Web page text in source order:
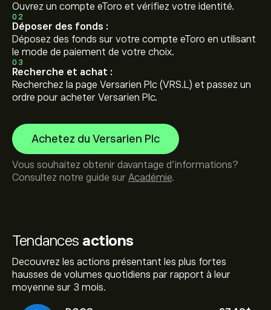
Tendances actions
Decouvrez les actions présentant les plus fortes
hausses de volumes quotidiens par rapport à leur
moyenne sur 3 mois.
Ouvrez un compte eToro et vérifiez votre identité.
02
Déposer des fonds :
Déposez des fonds sur votre compte eToro en utilisant
le mode de paiement de votre choix.
03
Recherche et achat :
Recherchez la page Versarien Plc (VRS.L) et passez un
ordre pour acheter Versarien Plc.
Achetez du Versarien Plc
Vous souhaitez obtenir davantage d'informations?
Consultez notre guide sur Académie.